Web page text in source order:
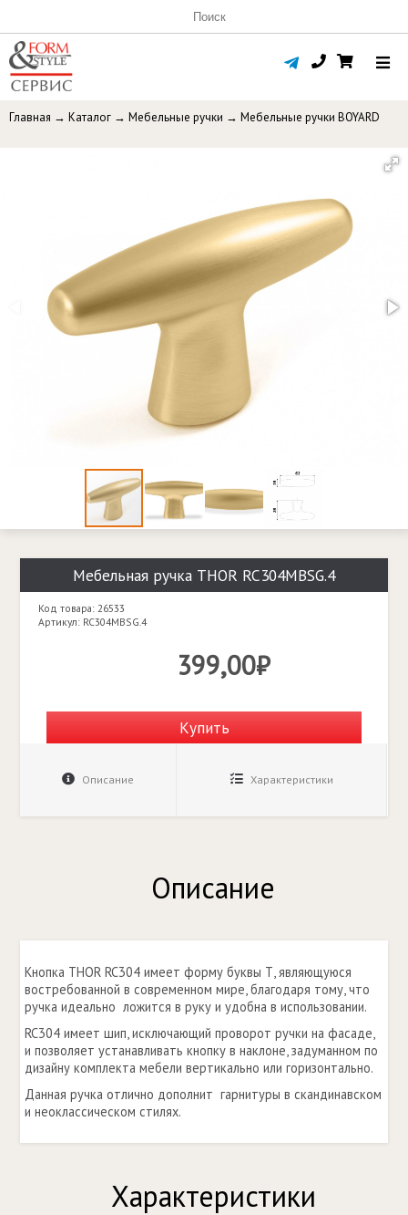
Главная → Каталог → Мебельные ручки → Мебельные ручки BOYARD
Мебельная ручка THOR RC304MBSG.4
Код товара: 26533
Артикул: RC304MBSG.4
399,00₽
Купить
Описание Характеристики
Описание
Кнопка THOR RC304 имеет форму буквы Т, являющуюся
востребованной в современном мире, благодаря тому, что
ручка идеально ложится в руку и удобна в использовании.
RC304 имеет шип, исключающий проворот ручки на фасаде,
и позволяет устанавливать кнопку в наклоне, задуманном по
дизайну комплекта мебели вертикально или горизонтально.
Данная ручка отлично дополнит гарнитуры в скандинавском
и неоклассическом стилях.
Характеристики